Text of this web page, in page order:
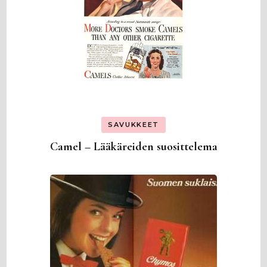
SAVUKKEET
Camel – Lääkäreiden suosittelema